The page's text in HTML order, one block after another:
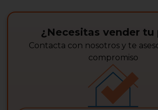
¿Necesitas vender tu
Contacta con nosotros y te
compromiso